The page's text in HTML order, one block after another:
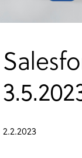
2.2.2023